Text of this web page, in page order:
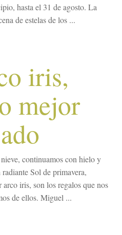
hasta el 31 de agosto. La
de estelas de los ...
iris,
mejor
continuamos con hielo y
Sol de primavera,
iris, son los regalos que nos
de ellos. Miguel ...